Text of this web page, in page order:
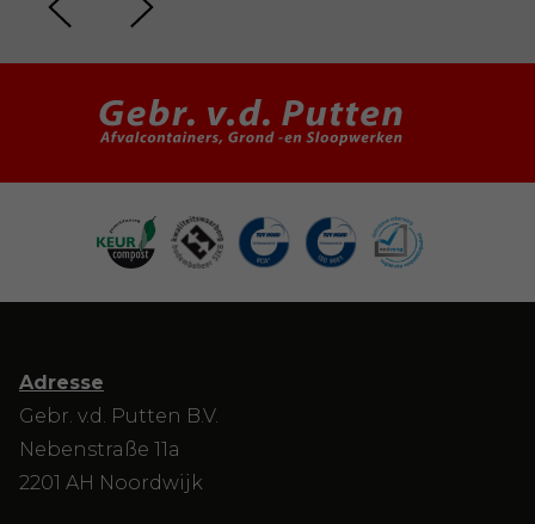
Adresse
Gebr. v.d. Putten B.V.
Nebenstraße 11a
2201 AH Noordwijk